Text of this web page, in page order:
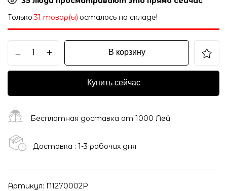
Только 31 товар(ы) осталось на складе!
В корзину
Купить сейчас
Бесплатная доставка от 1000 Лей
Доставка : 1-3 рабочих дня
Артикул: N1270002P